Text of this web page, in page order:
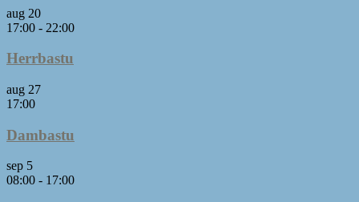
aug 20
17:00 - 22:00
Herrbastu
aug 27
17:00
Dambastu
sep 5
08:00 - 17:00